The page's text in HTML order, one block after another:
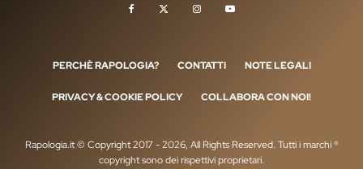
PERCHÈ RAPOLOGIA? CONTATTI NOTE LEGALI
PRIVACY & COOKIE POLICY COLLABORA CON NOI!
Rapologia.it © Copyright 2017 - 2026, All Rights Reserved. Tutti i marchi ®
copyright sono dei rispettivi proprietari.